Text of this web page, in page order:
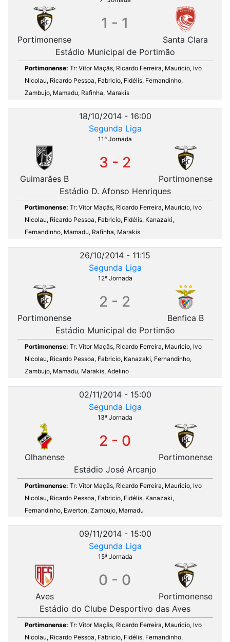
Portimonense
1 - 1
Santa Clara
Estádio Municipal de Portimão
Portimonense: Tr: Vitor Maçãs, Ricardo Ferreira, Mauricio, Ivo
Nicolau, Ricardo Pessoa, Fabricio, Fidélis, Fernandinho,
Zambujo, Mamadu, Rafinha, Marakis
18/10/2014 - 16:00
Segunda Liga
11ª Jornada
Guimarães B
3 - 2
Portimonense
Estádio D. Afonso Henriques
Portimonense: Tr: Vitor Maçãs, Ricardo Ferreira, Mauricio, Ivo
Nicolau, Ricardo Pessoa, Fabricio, Fidélis, Kanazaki,
Fernandinho, Mamadu, Rafinha, Marakis
26/10/2014 - 11:15
Segunda Liga
12ª Jornada
Portimonense
2 - 2
Benfica B
Estádio Municipal de Portimão
Portimonense: Tr: Vitor Maçãs, Ricardo Ferreira, Mauricio, Ivo
Nicolau, Ricardo Pessoa, Fabricio, Kanazaki, Fernandinho,
Zambujo, Mamadu, Marakis, Adelino
02/11/2014 - 15:00
Segunda Liga
13ª Jornada
Olhanense
2 - 0
Portimonense
Estádio José Arcanjo
Portimonense: Tr: Vitor Maçãs, Ricardo Ferreira, Mauricio, Ivo
Nicolau, Ricardo Pessoa, Fabricio, Fidélis, Kanazaki,
Fernandinho, Ewerton, Zambujo, Mamadu
09/11/2014 - 15:00
Segunda Liga
15ª Jornada
Aves
0 - 0
Portimonense
Estádio do Clube Desportivo das Aves
Portimonense: Tr: Vitor Maçãs, Ricardo Ferreira, Mauricio, Ivo
Nicolau, Ricardo Pessoa, Fabricio, Fidélis, Fernandinho,